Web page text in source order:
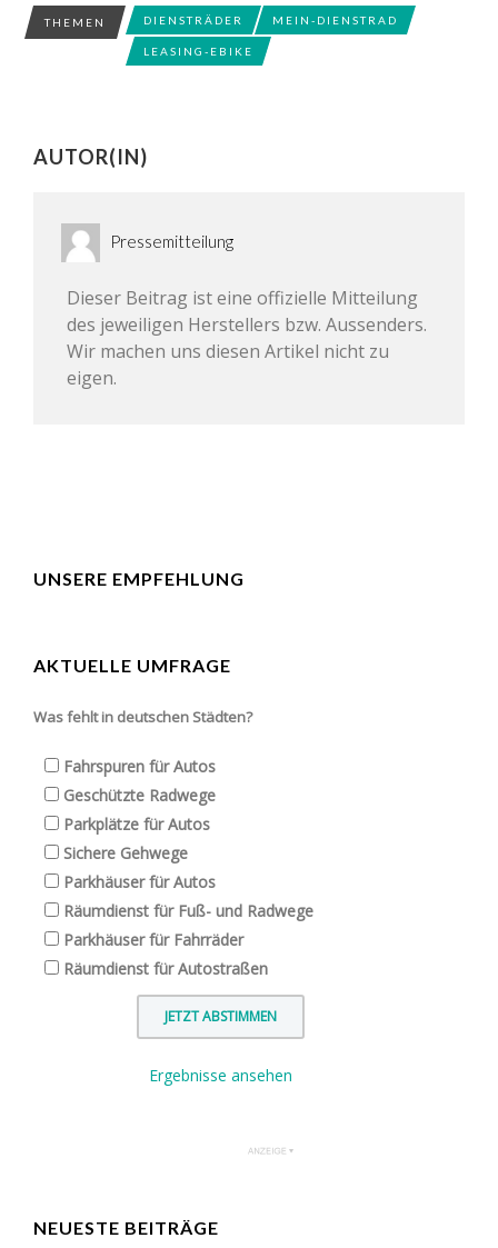
THEMEN DIENSTRÄDER MEIN-DIENSTRAD
LEASING-EBIKE
AUTOR(IN)
Pressemitteilung
Dieser Beitrag ist eine offizielle Mitteilung
des jeweiligen Herstellers bzw. Aussenders.
Wir machen uns diesen Artikel nicht zu
eigen.
UNSERE EMPFEHLUNG
AKTUELLE UMFRAGE
Was fehlt in deutschen Städten?
Fahrspuren für Autos
Geschützte Radwege
Parkplätze für Autos
Sichere Gehwege
Parkhäuser für Autos
Räumdienst für Fuß- und Radwege
Parkhäuser für Fahrräder
Räumdienst für Autostraßen
Ergebnisse ansehen
NEUESTE BEITRÄGE